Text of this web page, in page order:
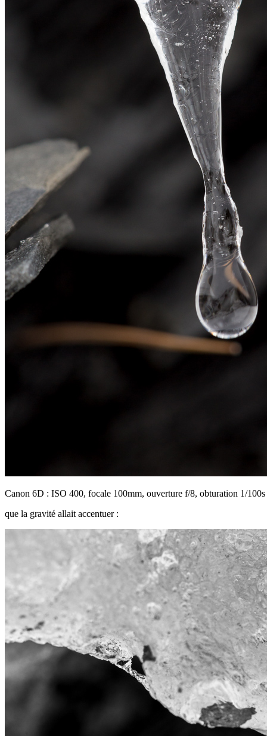
Canon 6D : ISO 400, focale 100mm, ouverture f/8, obturation 1/100s
que la gravité allait accentuer :